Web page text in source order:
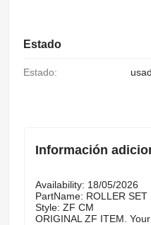
Estado
Estado:
Información
Availability: 18/05/2026
PartName: ROLLER SET
Style: ZF CM
ORIGINAL ZF ITEM.